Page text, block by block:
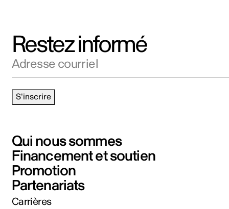
Restez informé
S'inscrire
Qui nous sommes
Financement et soutien
Promotion
Partenariats
Carrières